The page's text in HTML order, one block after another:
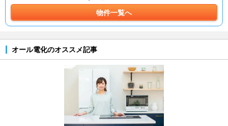
物件一覧へ
オール電化のオススメ記事